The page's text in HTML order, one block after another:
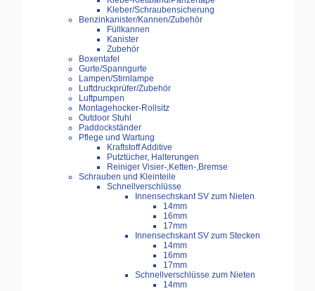
Kleber/Schraubensicherung
Benzinkanister/Kannen/Zubehör
Füllkannen
Kanister
Zubehör
Boxentafel
Gurte/Spanngurte
Lampen/Stirnlampe
Luftdruckprüfer/Zubehör
Luftpumpen
Montagehocker-Rollsitz
Outdoor Stuhl
Paddockständer
Pflege und Wartung
Kraftstoff Additive
Putztücher, Halterungen
Reiniger Visier-,Ketten-,Bremse
Schrauben und Kleinteile
Schnellverschlüsse
Innensechskant SV zum Nieten
14mm
16mm
17mm
Innensechskant SV zum Stecken
14mm
16mm
17mm
Schnellverschlüsse zum Nieten
14mm